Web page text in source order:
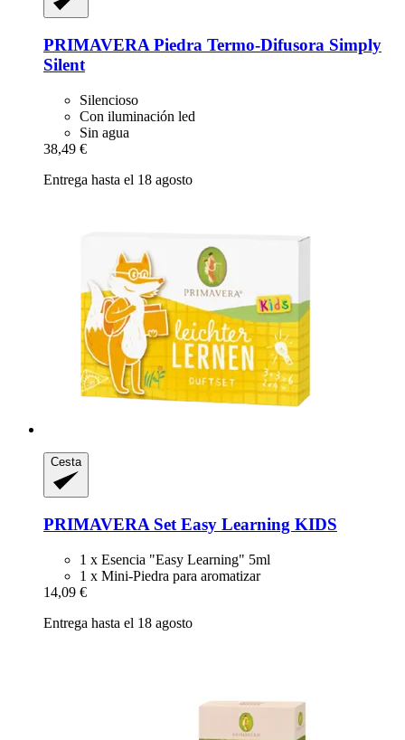
PRIMAVERA Piedra Termo-​Difusora Simply
Silent
Silencioso
Con iluminación led
Sin agua
38,49 €
Entrega hasta el 18 agosto
Cesta
PRIMAVERA Set Easy Learning KIDS
1 x Esencia "Easy Learning" 5ml
1 x Mini-Piedra para aromatizar
14,09 €
Entrega hasta el 18 agosto